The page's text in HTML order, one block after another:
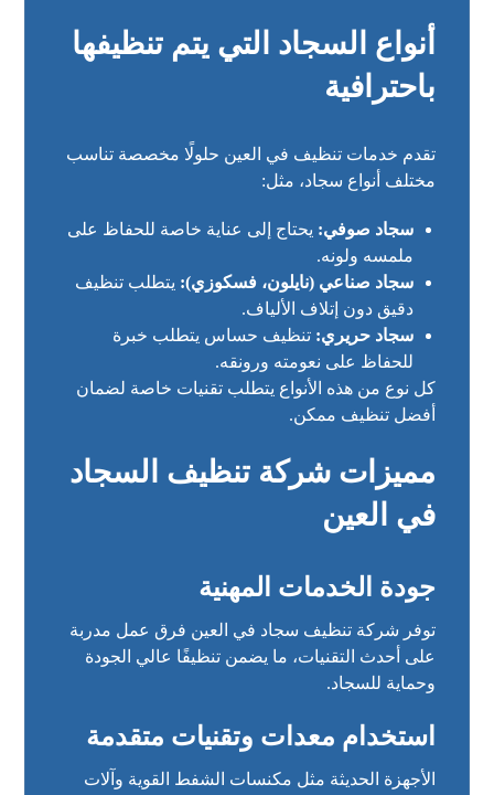
أنواع السجاد التي يتم تنظيفها
باحترافية
تقدم خدمات تنظيف في العين حلولًا مخصصة تناسب
مختلف أنواع سجاد، مثل:
سجاد صوفي: يحتاج إلى عناية خاصة للحفاظ على
ملمسه ولونه.
سجاد صناعي (نايلون، فسكوزي): يتطلب تنظيف
دقيق دون إتلاف الألياف.
سجاد حريري: تنظيف حساس يتطلب خبرة
للحفاظ على نعومته ورونقه.
كل نوع من هذه الأنواع يتطلب تقنيات خاصة لضمان
أفضل تنظيف ممكن.
مميزات شركة تنظيف السجاد
في العين
جودة الخدمات المهنية
توفر شركة تنظيف سجاد في العين فرق عمل مدربة
على أحدث التقنيات، ما يضمن تنظيفًا عالي الجودة
وحماية للسجاد.
استخدام معدات وتقنيات متقدمة
الأجهزة الحديثة مثل مكنسات الشفط القوية وآلات